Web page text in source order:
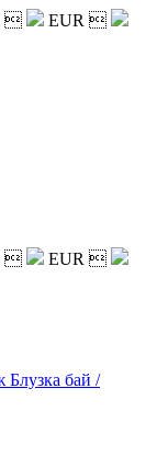
 EUR 
 EUR 